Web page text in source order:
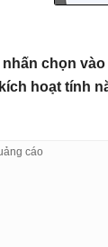
nhấn chọn
kích hoạt tính